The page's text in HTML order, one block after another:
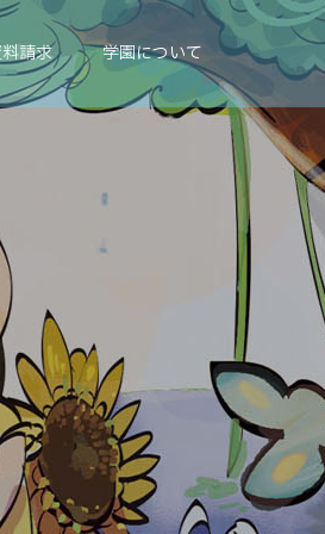
請求 学園について